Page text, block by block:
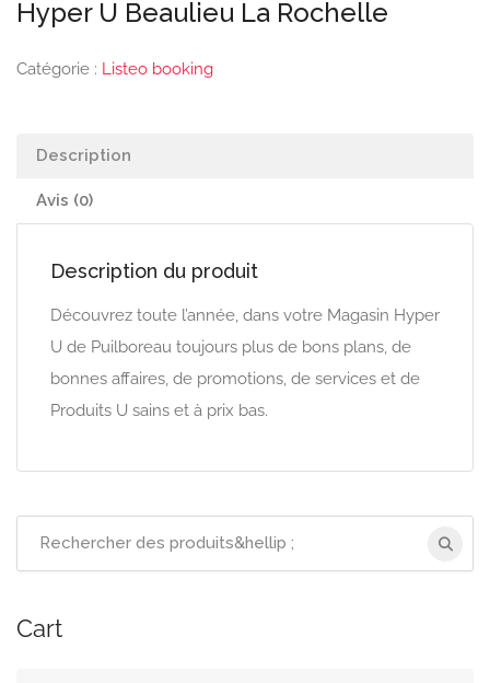
Hyper U Beaulieu La Rochelle
Catégorie : Listeo booking
Description
Avis (0)
Description du produit
Découvrez toute l’année, dans votre Magasin Hyper
U de Puilboreau toujours plus de bons plans, de
bonnes affaires, de promotions, de services et de
Produits U sains et à prix bas.
Cart